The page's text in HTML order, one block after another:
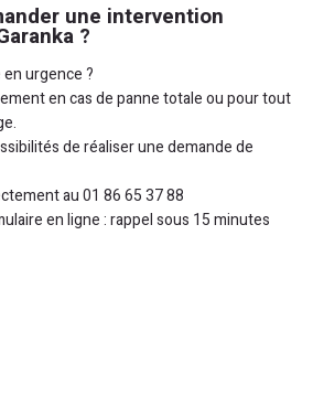
une intervention
?
en urgence ?
en cas de panne totale ou pour tout
de réaliser une demande de
au 01 86 65 37 88
en ligne : rappel sous 15 minutes